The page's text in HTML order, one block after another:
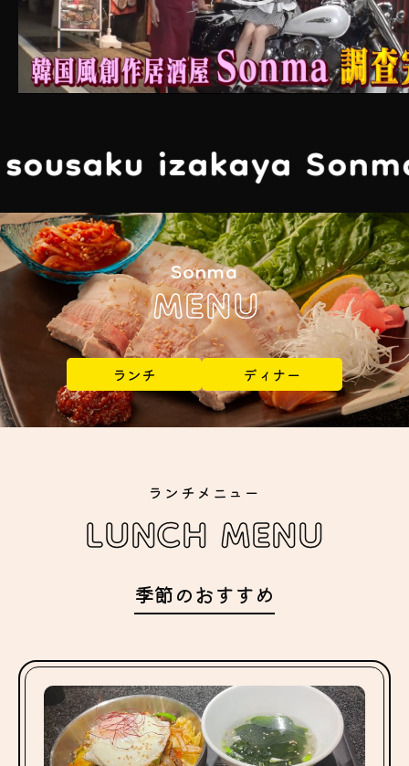
izakaya Sonma
Sonma
MENU
ランチ ディナー
ランチメニュー
LUNCH MENU
季節のおすすめ